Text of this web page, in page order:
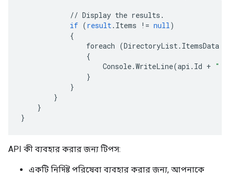
// Display the results .
if (result. Items != null)
{
foreach (DirectoryList. ItemsData
{
Console.WriteLine(api . Id + "
}
}
}
}
}
API কী ব্যবহার করার জন্য টিপস:
একটি নির্দিষ্ট পরিষেবা ব্যবহার করার জন্য, আপনাকে